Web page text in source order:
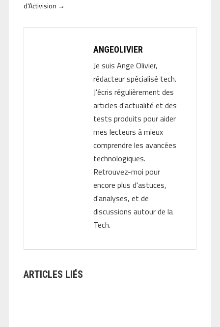
d'Activision →
ANGEOLIVIER
Je suis Ange Olivier,
rédacteur spécialisé tech.
J'écris régulièrement des
articles d'actualité et des
tests produits pour aider
mes lecteurs à mieux
comprendre les avancées
technologiques.
Retrouvez-moi pour
encore plus d'astuces,
d'analyses, et de
discussions autour de la
Tech.
ARTICLES LIÉS